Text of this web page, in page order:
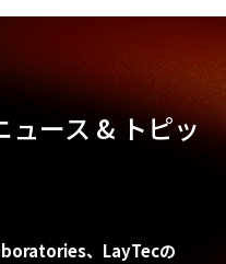
ュース & トピッ
、LayTecの